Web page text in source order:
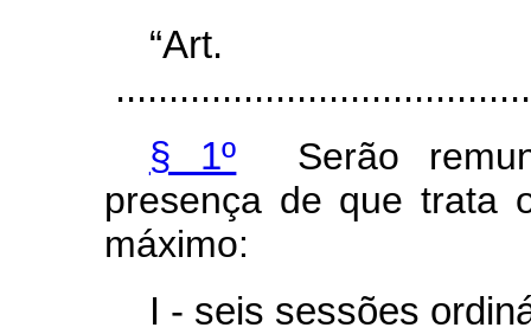
§ 1º Serão
presença de que trata
máximo:
I - seis sessões